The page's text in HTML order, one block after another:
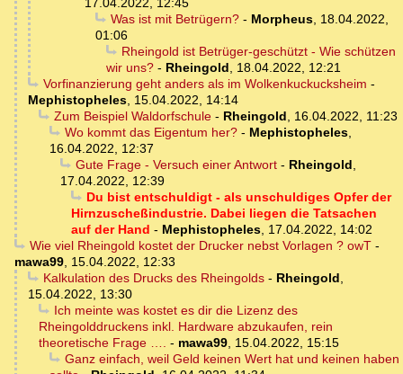
17.04.2022, 12:45
Was ist mit Betrügern?- Morpheus, 18.04.2022,
01:06
Rheingold ist Betrüger-geschützt - Wie schützen
wir uns? - Rheingold, 18.04.2022, 12:21
Vorfinanzierung geht anders als im Wolkenkuckucksheim -
Mephistopheles, 15.04.2022, 14:14
Zum Beispiel Waldorfschule- Rheingold, 16.04.2022, 11:23
Wo kommt das Eigentum her?- Mephistopheles,
16.04.2022, 12:37
Gute Frage - Versuch einer Antwort- Rheingold,
17.04.2022, 12:39
Du bist entschuldigt - als unschuldiges Opfer der
Hirnzuscheßindustrie. Dabei liegen die Tatsachen
auf der Hand - Mephistopheles, 17.04.2022, 14:02
Wie viel Rheingold kostet der Drucker nebst Vorlagen ? owT-
mawa99, 15.04.2022, 12:33
Kalkulation des Drucks des Rheingolds- Rheingold,
15.04.2022, 13:30
Ich meinte was kostet es dir die Lizenz des
Rheingolddruckens inkl. Hardware abzukaufen, rein
theoretische Frage …. - mawa99, 15.04.2022, 15:15
Ganz einfach, weil Geld keinen Wert hat und keinen haben